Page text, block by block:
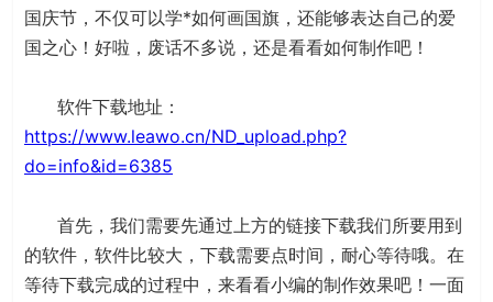
国庆节，不仅可以学*如何画国旗，还能够表达自己的爱
国之心！好啦，废话不多说，还是看看如何制作吧！
软件下载地址：
https://www.leawo.cn/ND_upload.php?
do=info&id=6385
首先，我们需要先通过上方的链接下载我们所要用到
的软件，软件比较大，下载需要点时间，耐心等待哦。在
等待下载完成的过程中，来看看小编的制作效果吧！一面